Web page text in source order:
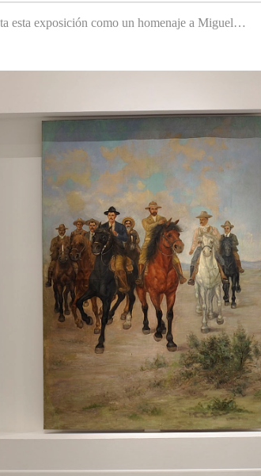
esta exposición como un homenaje a Miguel…